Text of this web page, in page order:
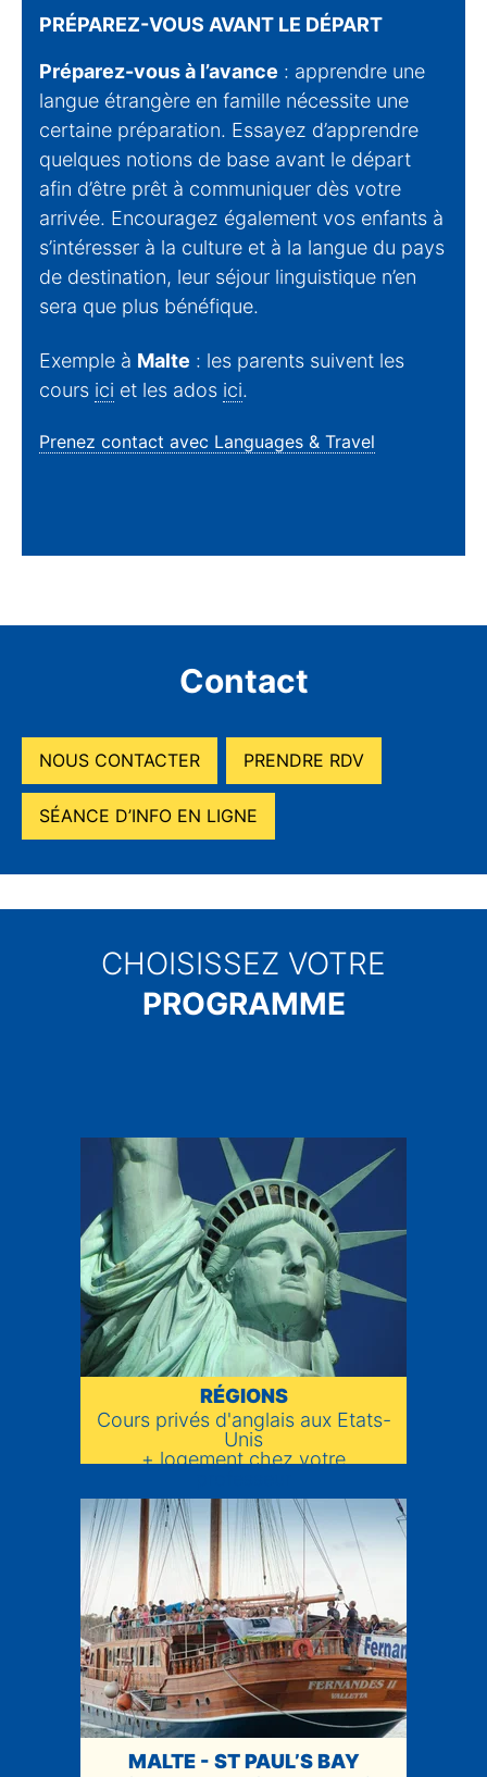
PRÉPAREZ-VOUS AVANT LE DÉPART
Préparez-vous à l’avance : apprendre une
langue étrangère en famille nécessite une
certaine préparation. Essayez d’apprendre
quelques notions de base avant le départ
afin d’être prêt à communiquer dès votre
arrivée. Encouragez également vos enfants à
s’intéresser à la culture et à la langue du pays
de destination, leur séjour linguistique n’en
sera que plus bénéfique.
Exemple à Malte : les parents suivent les
cours ici et les ados ici.
Prenez contact avec Languages & Travel
Contact
NOUS CONTACTER PRENDRE RDV
SÉANCE D’INFO EN LIGNE
CHOISISSEZ VOTRE
PROGRAMME
ETATS-UNIS - DIVERSES
RÉGIONS
Cours privés d'anglais aux Etats-
Unis
+ logement chez votre
MALTE - ST PAUL’S BAY